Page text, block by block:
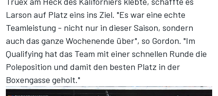
Larson auf Platz eins ins Ziel. "Es war eine echte
Teamleistung - nicht nur in dieser Saison, sondern
auch das ganze Wochenende über", so Gordon. "Im
Qualifying hat das Team mit einer schnellen Runde die
Poleposition und damit den besten Platz in der
Boxengasse geholt."